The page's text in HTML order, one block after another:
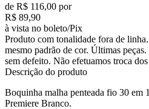
de R$ 116,00 por
R$ 89,90
à vista no boleto/Pix
Produto com tonalidade fora de
mesmo padrão de cor. Últimas
sem defeito. Não efetuamos troca
Descrição do produto
Boquinha malha penteada fio 30 em
Premiere Branco.